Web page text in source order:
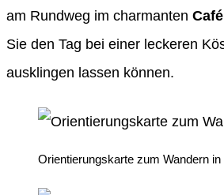
am Rundweg im charmanten
Sie den Tag bei einer leckeren
ausklingen lassen können.
Orientierungskarte zum Wandern